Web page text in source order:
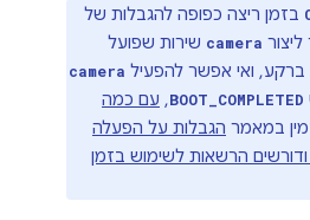
בזמן ריצה כפופה להגבלות של
camera שירות שפועל
ואי אפשר להפעיל camera
BOOT_COMPLETED
, עם כמה
במאמר הגבלות על הפעלה
הרשאות לשימוש בזמן